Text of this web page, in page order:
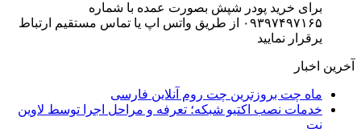
برای خرید پودر شپش بصورت عمده با شماره
۰۹۳۹۷۴۹۷۱۶۵ از طریق واتس اپ یا تماس مستقیم ارتباط
یرقرار نمایید
آخرین اخبار
ماه چت بروزترین چت روم آنلاین فارسی
خدمات نصب اکتیو شبکه؛ تعرفه و مراحل اجرا توسط لاوین
نت